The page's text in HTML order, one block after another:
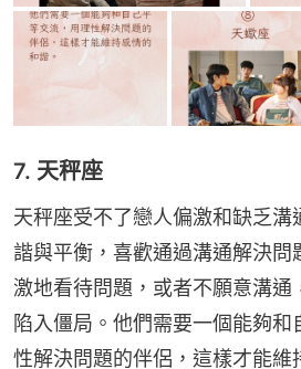
7. 天秤座
天秤座受不了戀人偏激和缺乏溝
諧與平衡，喜歡通過溝通解決問
激地看待問題，或者不願意溝通
陷入僵局。他們需要一個能夠和
性解決問題的伴侶，這樣才能維